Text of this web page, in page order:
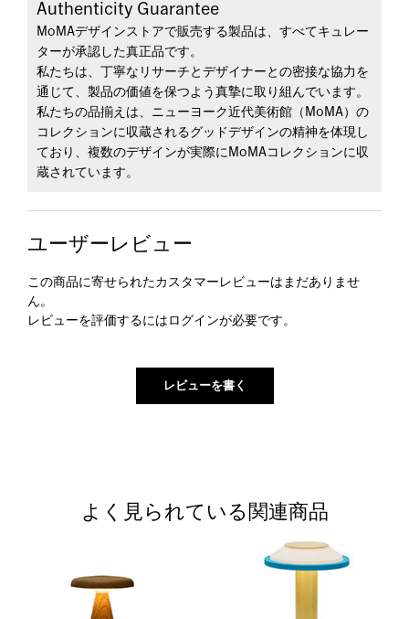
Authenticity Guarantee
MoMAデザインストアで販売する製品は、すべてキュレー
ターが承認した真正品です。
私たちは、丁寧なリサーチとデザイナーとの密接な協力を
通じて、製品の価値を保つよう真摯に取り組んでいます。
私たちの品揃えは、ニューヨーク近代美術館（MoMA）の
コレクションに収蔵されるグッドデザインの精神を体現し
ており、複数のデザインが実際にMoMAコレクションに収
蔵されています。
ユーザーレビュー
この商品に寄せられたカスタマーレビューはまだありませ
ん。
レビューを評価するには ログインが必要です。
よく見られている関連商品